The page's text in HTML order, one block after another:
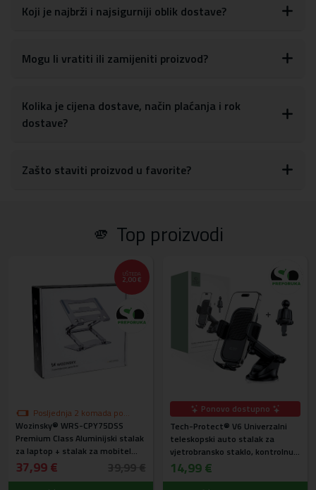
putovanja
Unutarnje dimenzije male futrole: 18 x 12cm
Vanjske dimenzije male futrole: 21 x 14,5cm
Štiti od ogrebotina, udaraca i oštećenja
Unutrašnjost poklopca obrubljena je mekanim paperjem koje
štiti računalo od ogrebotina
Koji je najbrži i najsigurniji oblik dostave?
Mogu li vratiti ili zamijeniti proizvod?
Kolika je cijena dostave, način plaćanja i rok
dostave?
Zašto staviti proizvod u favorite?
🫵 Top proizvodi
UŠTEDA
2,00 €
Posljednja 2 komada po
akcijskoj cijeni
Wozinsky® WRS-CPY75DSS
Premium Class Aluminijski stalak
za laptop + stalak za mobitel
gratis (srebrni)
37,99 €
Ponovo dostupno
Tech-Protect® V6 Univerzalni
teleskopski auto stalak za
vjetrobransko staklo, kontrolnu
ploču i ventilaciju
14,99 €